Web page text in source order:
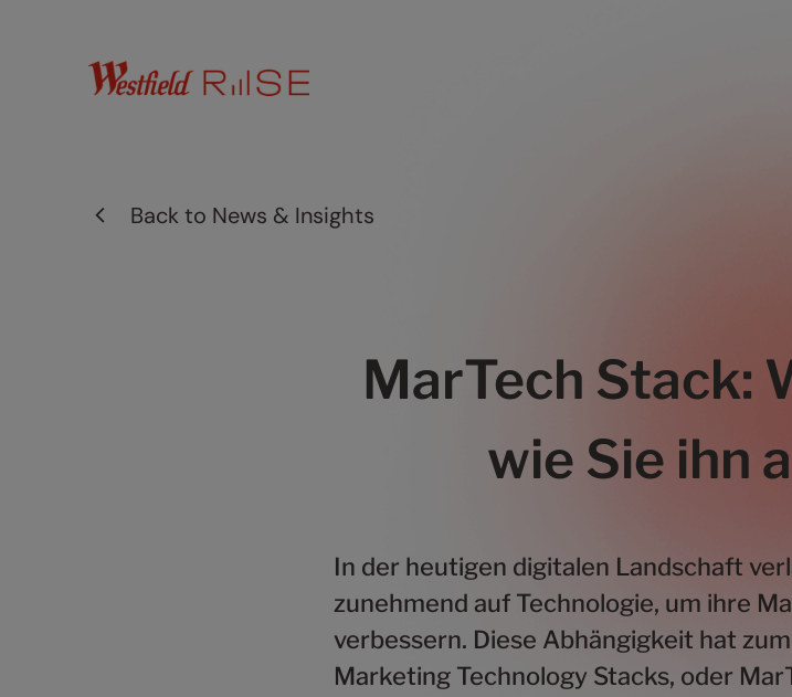
Back to News & Insights
MarTech Stack:
wie Sie ihn
In der heutigen digitalen Landschaft
zunehmend auf Technologie, um ihre
verbessern. Diese Abhängigkeit hat
Marketing Technology Stacks, oder